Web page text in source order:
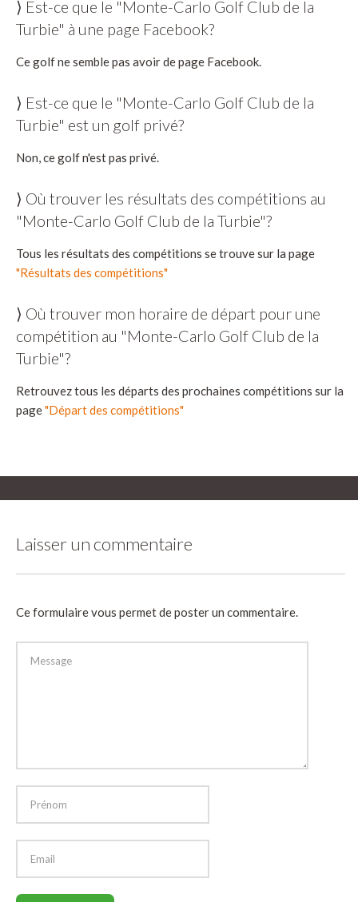
⟩ Est-ce que le "Monte-Carlo Golf Club de la
Turbie" à une page Facebook?
Ce golf ne semble pas avoir de page Facebook.
⟩ Est-ce que le "Monte-Carlo Golf Club de la
Turbie" est un golf privé?
Non, ce golf n'est pas privé.
⟩ Où trouver les résultats des compétitions au
"Monte-Carlo Golf Club de la Turbie"?
Tous les résultats des compétitions se trouve sur la page
"Résultats des compétitions"
⟩ Où trouver mon horaire de départ pour une
compétition au "Monte-Carlo Golf Club de la
Turbie"?
Retrouvez tous les départs des prochaines compétitions sur la
page"Départ des compétitions"
Laisser un commentaire
Ce formulaire vous permet de poster un commentaire.